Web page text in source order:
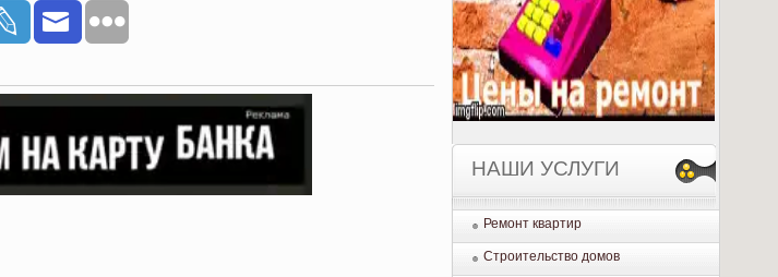
НАШИ УСЛУГИ
Ремонт квартир
Строительство домов